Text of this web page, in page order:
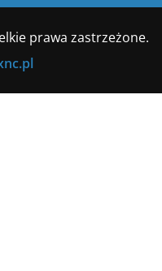
prawa zastrzeżone.